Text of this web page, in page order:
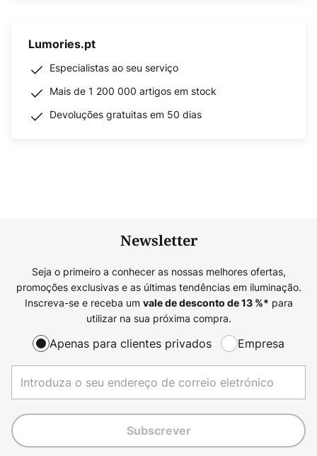
Lumories.pt
Especialistas ao seu serviço
Mais de 1 200 000 artigos em stock
Devoluções gratuitas em 50 dias
Newsletter
Seja o primeiro a conhecer as nossas melhores ofertas,
promoções exclusivas e as últimas tendências em iluminação.
Inscreva-se e receba um vale de desconto de13%* para
utilizar na sua próxima compra.
Apenas para clientes privados Empresa
Subscrever